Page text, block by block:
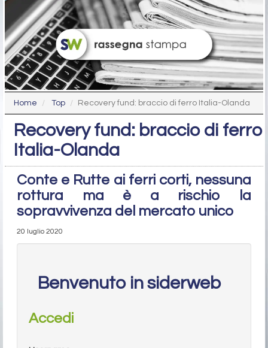
Home Top Recovery fund: braccio di ferro Italia-Olanda
Recovery fund: braccio di ferro
Italia-Olanda
Conte e Rutte ai ferri corti, nessuna
rottura ma è a rischio la
sopravvivenza del mercato unico
20 luglio 2020
Benvenuto in siderweb
Accedi